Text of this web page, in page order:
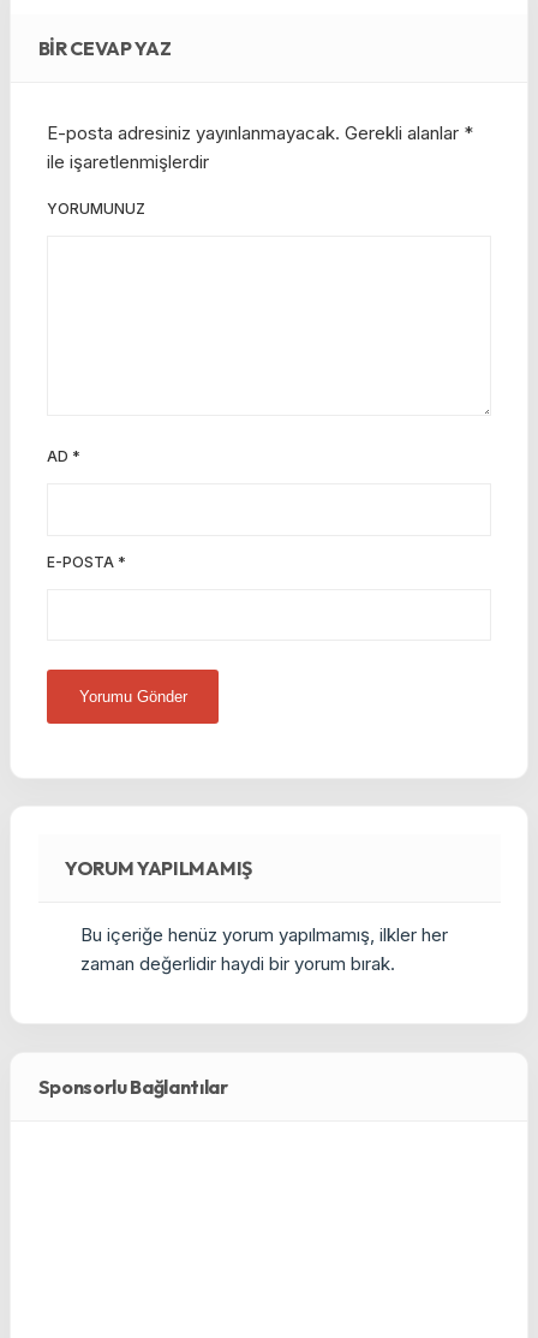
BIR CEVAP YAZ
E-posta adresiniz yayınlanmayacak. Gerekli alanlar *
ile işaretlenmişlerdir
YORUMUNUZ
AD *
E-POSTA *
YORUM YAPILMAMIŞ
Bu içeriğe henüz yorum yapılmamış, ilkler her
zaman değerlidir haydi bir yorum bırak.
Sponsorlu Bağlantılar